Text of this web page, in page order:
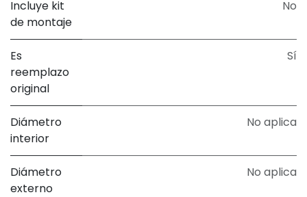
Incluye kit
de montaje
No
Es
reemplazo
original
Sí
Diámetro
interior
No aplica
Diámetro
externo
No aplica